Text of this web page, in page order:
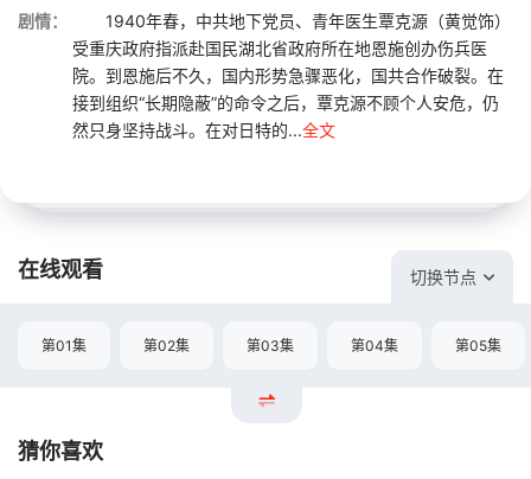
剧情：
1940年春，中共地下党员、青年医生覃克源（黄觉饰）
受重庆政府指派赴国民湖北省政府所在地恩施创办伤兵医
院。到恩施后不久，国内形势急骤恶化，国共合作破裂。在
接到组织“长期隐蔽”的命令之后，覃克源不顾个人安危，仍
然只身坚持战斗。在对日特的...全文
在线观看 切换节点
第01集 第02集 第03集 第04集 第05集
猜你喜欢